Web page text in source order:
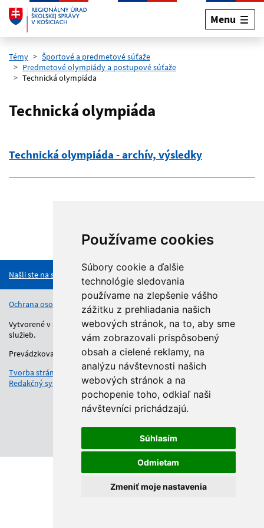
Používame cookies
Súbory cookie a ďalšie
technológie sledovania
používame na zlepšenie vášho
zážitku z prehliadania našich
webových stránok, na to, aby sme
vám zobrazovali prispôsobený
obsah a cielené reklamy, na
analýzu návštevnosti našich
webových stránok a na
pochopenie toho, odkiaľ naši
návštevníci prichádzajú.
Súhlasím
Odmietam
Zmeniť moje nastavenia
Preskočiť na hlavný obsah
Menu
Témy
Športové a predmetové súťaže
Predmetové olympiády a postupové súťaže
Technická olympiáda
Technická olympiáda
Technická olympiáda - archív, výsledky
Našli ste na stránke chybu?
Ochrana osobných údajov Vyhlásenie o prístupnosti
Kontakt
Vytvorené v súlade s Jednotným dizajn manuálom elektronických
služieb.
Prevádzkovateľom služby je Regionálny úrad školskej správy.
Tvorba stránok
: Aglo Solutions
Redakčný systém
: SysCom